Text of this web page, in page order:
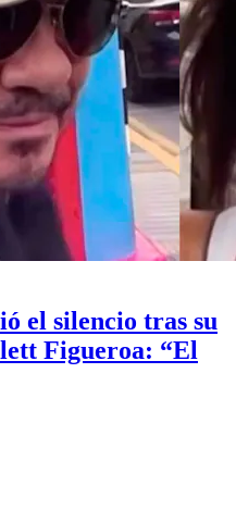
el silencio tras su
Figueroa: “El